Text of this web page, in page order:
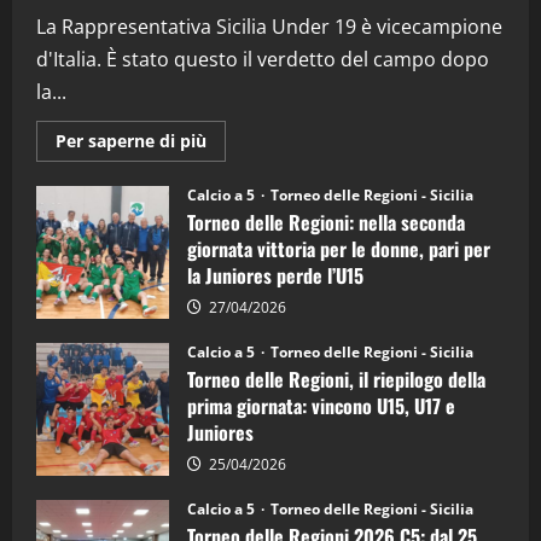
08/04/2026
La Rappresentativa Sicilia Under 19 è vicecampione
d'Italia. È stato questo il verdetto del campo dopo
la...
Per saperne di più
informazioni
Torneo
delle
Regioni
di
calcio
a
5:
la
Juniores
è
vicecampione
d’Italia
Calcio a 5 Torneo delle Regioni - Sicilia
Torneo delle Regioni: nella seconda
giornata vittoria per le donne, pari per
la Juniores perde l’U15
27/04/2026
Calcio a 5 Torneo delle Regioni - Sicilia
Torneo delle Regioni, il riepilogo della
prima giornata: vincono U15, U17 e
Juniores
25/04/2026
Calcio a 5 Torneo delle Regioni - Sicilia